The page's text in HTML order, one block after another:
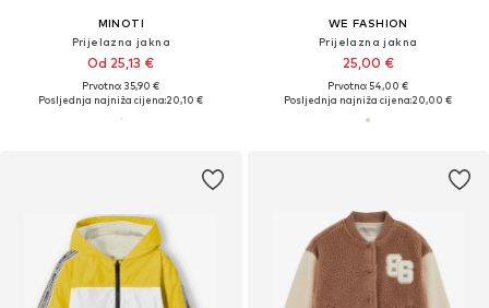
MINOTI
Prijelazna jakna
Od 25,13 €
Prvotno: 35,90 €
Posljednja najniža cijena:20,10 €
WE FASHION
Prijelazna jakna
25,00 €
Prvotno: 54,00 €
Posljednja najniža cijena:20,00 €